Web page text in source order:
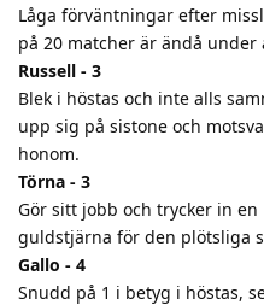
Låga förväntningar efter
på 20 matcher är ändå under
Russell - 3
Blek i höstas och inte alls
upp sig på sistone och
honom.
Törna - 3
Gör sitt jobb och trycker in en
guldstjärna för den plötsliga
Gallo - 4
Snudd på 1 i betyg i höstas,